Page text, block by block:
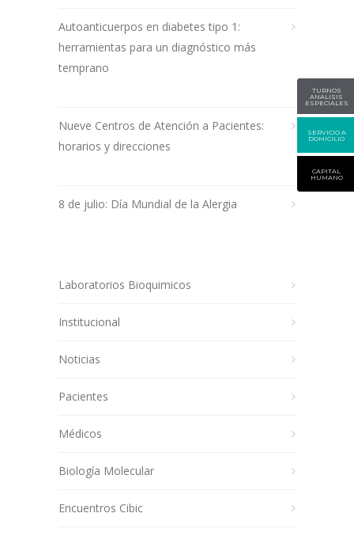
Autoanticuerpos en diabetes tipo 1:
herramientas para un diagnóstico más
temprano
Nueve Centros de Atención a Pacientes:
horarios y direcciones
8 de julio: Día Mundial de la Alergia
Laboratorios Bioquimicos
Institucional
Noticias
Pacientes
Médicos
Biología Molecular
Encuentros Cibic
TURNOS
ANALISIS
ESPECIALES
SERVICIO A
DOMICILIO
CAPITAL
HUMANO